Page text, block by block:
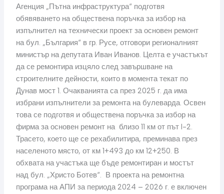
Агенция „Пътна инфраструктура“ подготвя
обявяването на обществена поръчка за избор на
изпълнител на технически проект за основен ремонт
на бул. „България“ в гр. Русе, отговори регионалният
министър на депутата Иван Иванов. Целта е участъкът
да се ремонтира изцяло след завършване на
строителните дейности, които в момента текат по
Дунав мост 1. Очакванията са през 2025 г. да има
избрани изпълнители за ремонта на булеварда. Освен
това се подготвя и обществена поръчка за избор на
фирма за основен ремонт на близо 11 км от път I-2.
Трасето, което ще се рехабилитира, преминава през
населеното място, от км 1+493 до км 12+250. В
обхвата на участъка ще бъде ремонтиран и мостът
над бул. „Христо Ботев“. В проекта на ремонтна
програма на АПИ за периода 2024 – 2026 г. е включен